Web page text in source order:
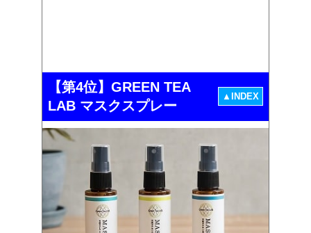
【第4位】GREEN TEA
LAB マスクスプレー
▲INDEX